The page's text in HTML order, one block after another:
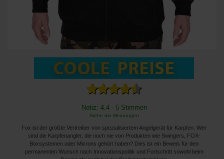
Notiz: 4.4 - 5 Stimmen
Siehe die Meinungen
Fox ist der größte Vertreiber von spezialisiertem Angelgerät für Karpfen. Wer
sind die Karpfenangler, die noch nie von Produkten wie Swingers, FOX-
Boxsystemen oder Microns gehört haben? Dies ist ein Beweis für den
permanenten Wunsch nach Innovationspolitik und Fortschritt sowohl beim